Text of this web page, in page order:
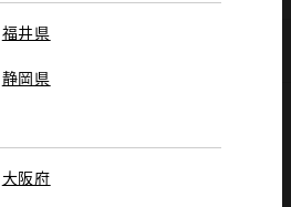
福井県
静岡県
大阪府
～18:00